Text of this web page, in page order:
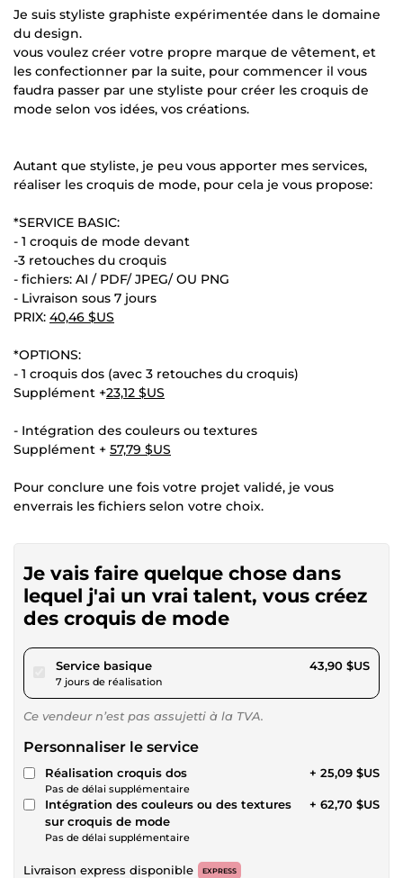
Je suis styliste graphiste expérimentée dans le domaine
du design.
vous voulez créer votre propre marque de vêtement, et
les confectionner par la suite, pour commencer il vous
faudra passer par une styliste pour créer les croquis de
mode selon vos idées, vos créations.
Autant que styliste, je peu vous apporter mes services,
réaliser les croquis de mode, pour cela je vous propose:
*SERVICE BASIC:
- 1 croquis de mode devant
-3 retouches du croquis
- fichiers: AI / PDF/ JPEG/ OU PNG
- Livraison sous 7 jours
PRIX: 40,46 $US
*OPTIONS:
- 1 croquis dos (avec 3 retouches du croquis)
Supplément +23,12 $US
- Intégration des couleurs ou textures
Supplément + 57,79 $US
Pour conclure une fois votre projet validé, je vous
enverrais les fichiers selon votre choix.
Je vais faire quelque chose dans
lequel j'ai un vrai talent, vous créez
des croquis de mode
Service basiquepour 40,46 $US
7 jours de réalisation
43,90 $US
Ce vendeur n’est pas assujetti à la TVA.
Personnaliser le service
Réalisation croquis dos
Pas de délai supplémentaire
+ 25,09 $US
Intégration des couleurs ou des textures
sur croquis de mode
Pas de délai supplémentaire
+ 62,70 $US
Livraison express disponible EXPRESS